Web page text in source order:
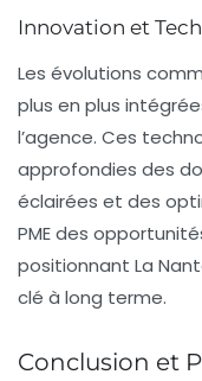
Innovation et
Les évolutions
plus en plus
l’agence. Ces
approfondies des
éclairées et des
PME des
positionnant La
clé à long terme.
Conclusion et